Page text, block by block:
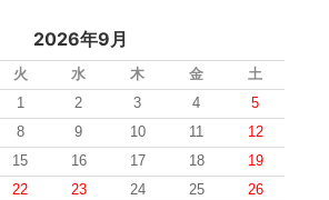
2026年9月
火 水 木 金
土
1
2 3 4
5
8 9 10 11
12
15 16 17 18
19
22 23 24 25
26